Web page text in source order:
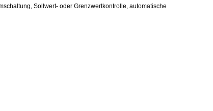
Sollwert- oder Grenzwertkontrolle, automatische